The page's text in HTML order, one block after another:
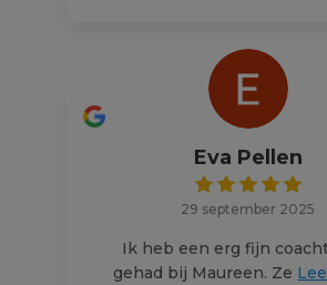
Eva Pellen
29 september 2025
Ik heb een erg fijn
gehad bij Maureen. Ze